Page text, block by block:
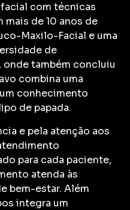
com técnicas
mais de 10 anos de
Maxilo-Facial e uma
de
onde também concluiu
combina uma
conhecimento
de papada.
e pela atenção aos
para cada paciente,
atenda às
bem-estar. Além
integra um